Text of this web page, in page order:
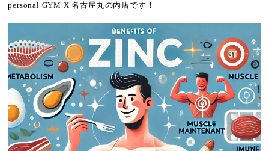
personal GYM X 名古屋丸の内店です！